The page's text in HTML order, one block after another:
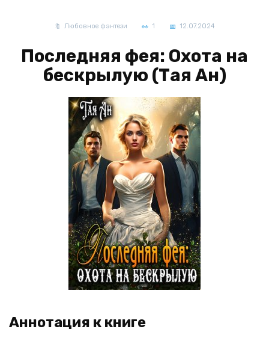
Любовное фэнтези 1 12.07.2024
Последняя фея: Охота на
бескрылую (Тая Ан)
Аннотация к книге